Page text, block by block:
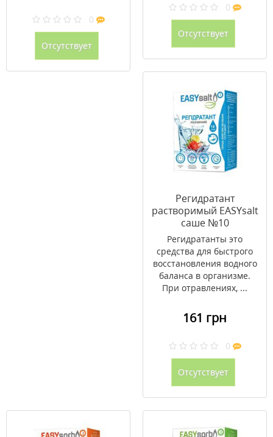
0
Отсутствует
0
Отсутствует
Регидратант
растворимый EASYsalt
саше №10
Регидратанты это
средства для быстрого
восстановления водного
баланса в организме.
При отравлениях, ...
161 грн
0
Отсутствует